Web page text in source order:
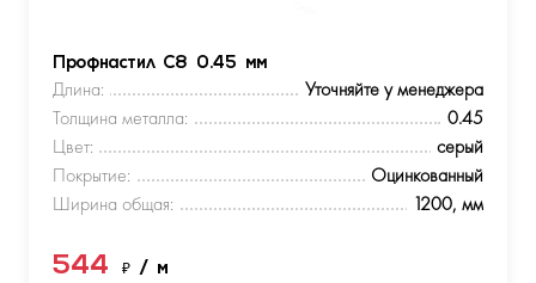
Профнастил С8 0.45 мм
Длина:
Уточняйте у менеджера
Толщина металла:
0.45
Цвет:
серый
Покрытие:
Оцинкованный
Ширина общая:
1200, мм
544 ₽ / м